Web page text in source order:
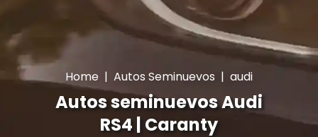
Home | Autos Seminuevos | audi
Autos seminuevos Audi
RS4 | Caranty